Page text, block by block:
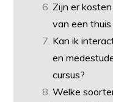
Zijn er
van een thuis
Kan ik
en
cursus?
Welke